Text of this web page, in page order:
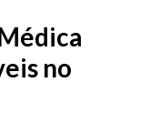
no